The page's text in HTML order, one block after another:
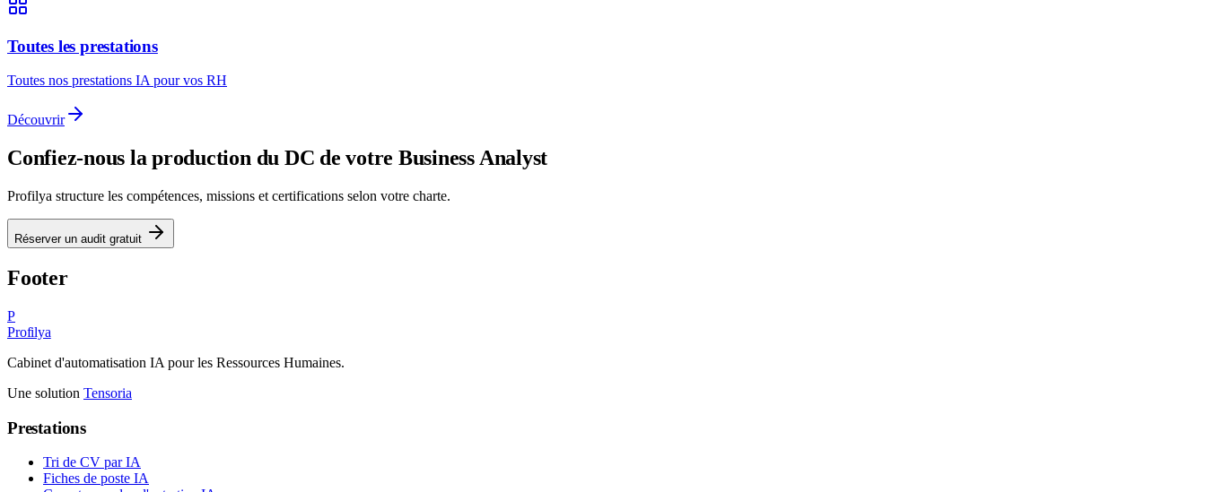
Toutes les prestations
Toutes nos prestations IA pour vos RH
Découvrir
Confiez-nous la production du DC de votre Business Analyst
Profilya structure les compétences, missions et certifications selon votre charte.
Réserver un audit gratuit
Footer
P
Profilya
Cabinet d'automatisation IA pour les Ressources Humaines.
Une solution Tensoria
Prestations
Tri de CV par IA
Fiches de poste IA